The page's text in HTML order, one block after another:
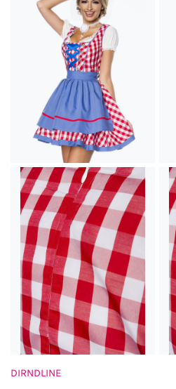
DIRNDLINE